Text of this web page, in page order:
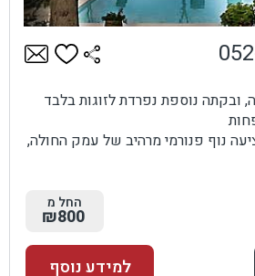
נוף פנורמי מרהיב של עמק החולה,
החל מ
₪800
למידע נוסף